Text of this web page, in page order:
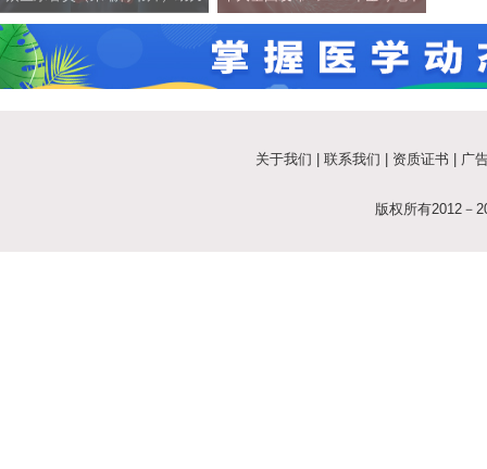
科学应对新冠等呼吸道疾病
关于我们 联系我们 资质证书 广
版权所有2012－